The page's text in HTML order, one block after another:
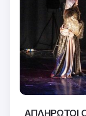
ΑΠΛΗΡΩΤΟΙ